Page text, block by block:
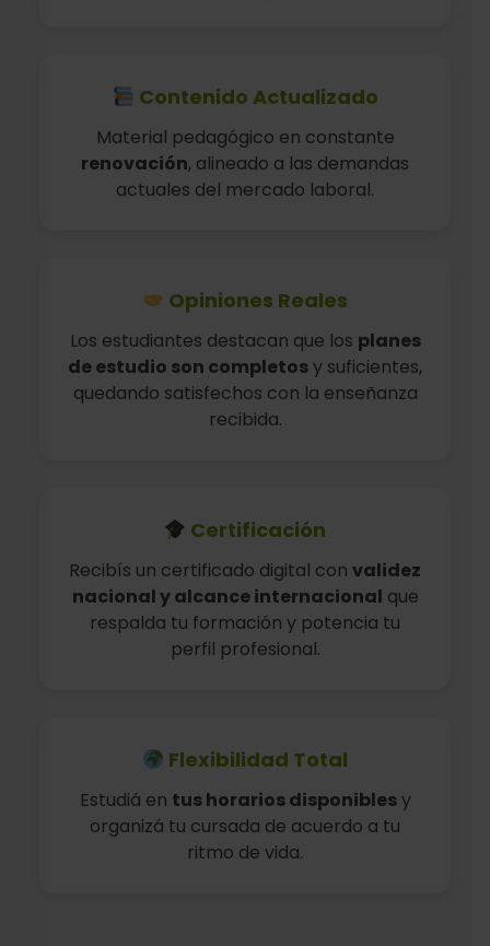
Contenido Actualizado
Material pedagógico en constante
renovación, alineado a las demandas
actuales del mercado laboral.
Opiniones Reales
Los estudiantes destacan que los planes
de estudio son completosy suficientes,
quedando satisfechos con la enseñanza
recibida.
Certificación
Recibís un certificado digital con validez
nacional y alcance internacional que
respalda tu formación y potencia tu
perfil profesional.
Flexibilidad Total
Estudiá en tus horarios disponiblesy
organizá tu cursada de acuerdo a tu
ritmo de vida.